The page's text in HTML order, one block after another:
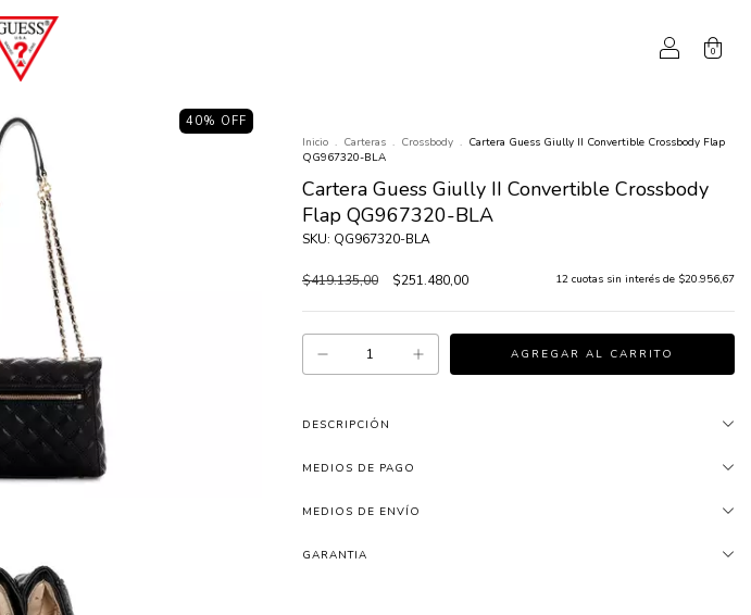
0
40% OFF
Inicio . Carteras . Crossbody . Cartera Guess Giully II Convertible Crossbody Flap
QG967320-BLA
Cartera Guess Giully II Convertible Crossbody
Flap QG967320-BLA
SKU: QG967320-BLA
$419.135,00 $251.480,00 12 cuotas sin interés de $20.956,67
DESCRIPCIÓN
MEDIOS DE PAGO
MEDIOS DE ENVÍO
GARANTIA